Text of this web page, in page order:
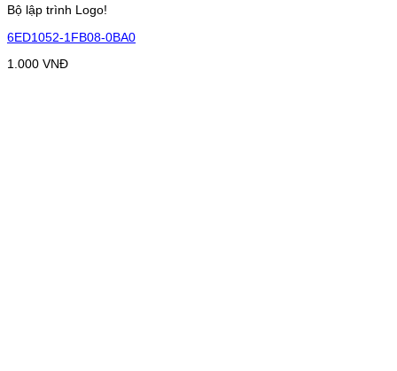
Bộ lập trình Logo!
6ED1052-1FB08-0BA0
1.000 VNĐ